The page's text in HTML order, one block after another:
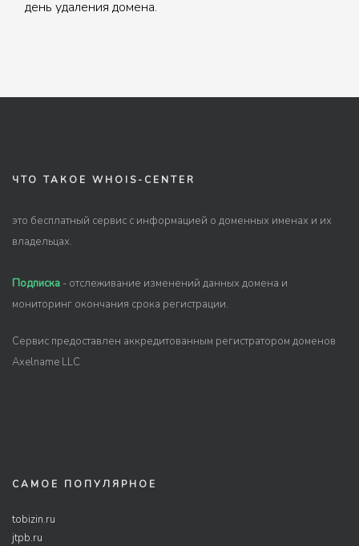
день удаления домена.
ЧТО ТАКОЕ WHOIS-CENTER
это бесплатный сервис с информацией о доменных именах и их
владельцах.
Подписка - отслеживание изменений данных домена и
мониторинг окончания срока регистрации.
Сервис предоставлен аккредитованным регистратором доменов
Axelname LLC
САМОЕ ПОПУЛЯРНОЕ
tobizin.ru
jtpb.ru